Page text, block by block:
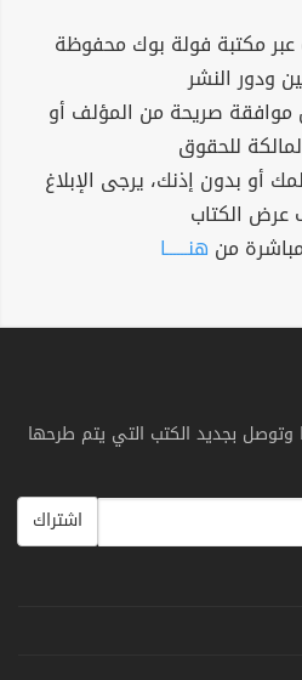
مكتبة فولة بوك محفوظة
ودور النشر
موافقة صريحة من المؤلف أو
للحقوق
أو بدون إذنك، يرجى الإبلاغ
عرض الكتاب
من هنــــــا
وتوصل بجديد الكتب التي يتم طرحها
اشتراك